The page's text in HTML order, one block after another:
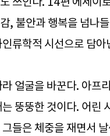
, 불안과 행복을 넘나
류학적 시선으로 담아
얼굴을 바꾼다. 아프
뚱뚱한 것이다. 어린
들은 체중을 재면서